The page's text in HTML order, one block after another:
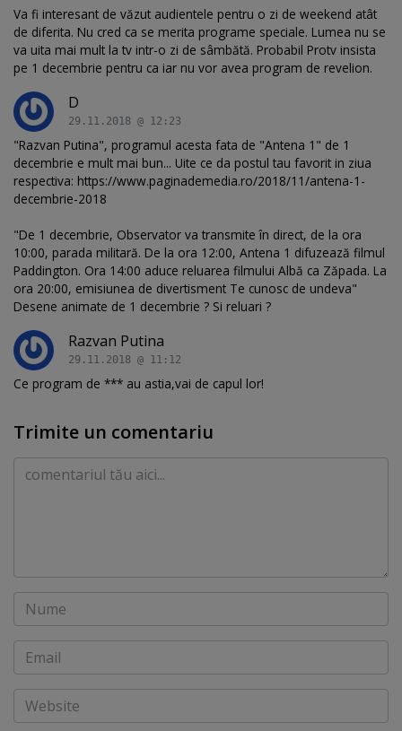
Va fi interesant de văzut audientele pentru o zi de weekend atât
de diferita. Nu cred ca se merita programe speciale. Lumea nu se
va uita mai mult la tv intr-o zi de sâmbătă. Probabil Protv insista
pe 1 decembrie pentru ca iar nu vor avea program de revelion.
D
29.11.2018 @ 12:23
"Razvan Putina", programul acesta fata de "Antena 1" de 1
decembrie e mult mai bun... Uite ce da postul tau favorit in ziua
respectiva: https://www.paginademedia.ro/2018/11/antena-1-
decembrie-2018
"De 1 decembrie, Observator va transmite în direct, de la ora
10:00, parada militară. De la ora 12:00, Antena 1 difuzează filmul
Paddington. Ora 14:00 aduce reluarea filmului Albă ca Zăpada. La
ora 20:00, emisiunea de divertisment Te cunosc de undeva"
Desene animate de 1 decembrie ? Si reluari ?
Razvan Putina
29.11.2018 @ 11:12
Ce program de *** au astia,vai de capul lor!
Trimite un comentariu
Comentariu
Nume
Email
Website